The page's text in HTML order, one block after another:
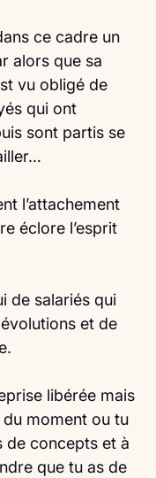
ce cadre un
alors que sa
vu obligé de
qui ont
sont partis se
l’attachement
éclore l’esprit
de salariés qui
et de
libérée mais
moment ou tu
de concepts et à
que tu as de